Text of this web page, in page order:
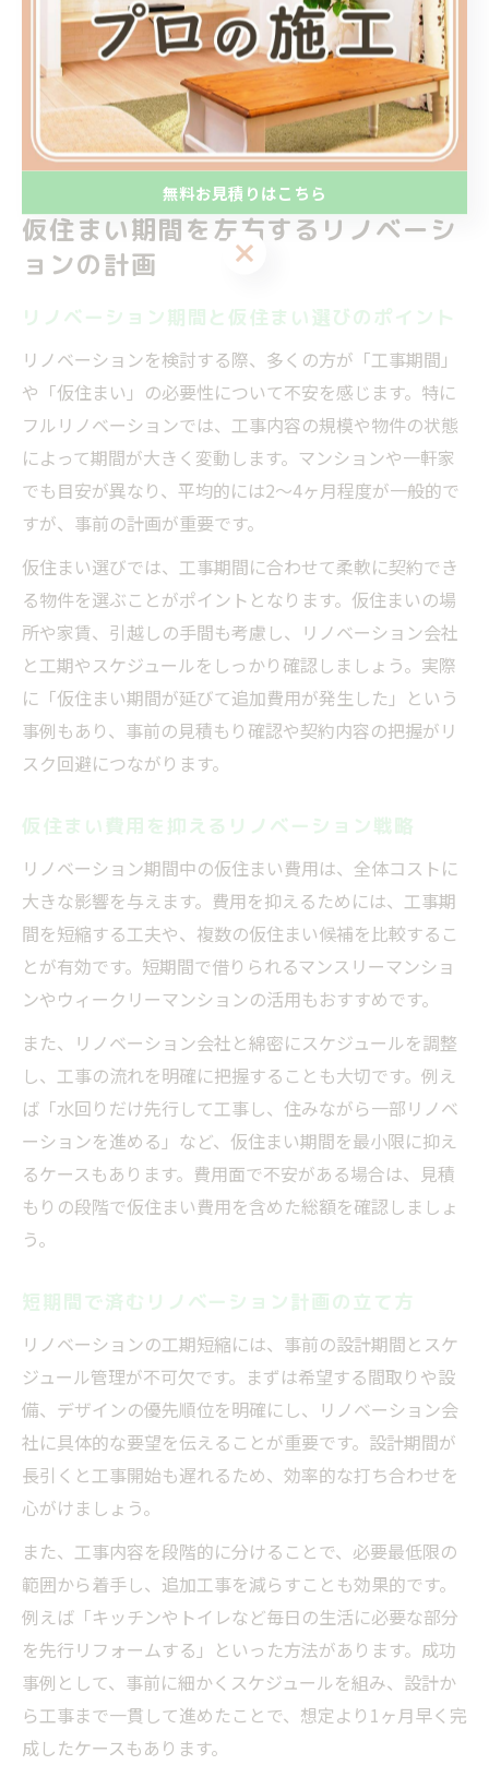
失敗例や成功例を参考にすることで、安心して計画を進
めることができます。こうした工夫が、理想の住まい実
現への近道です。
仮住まい期間を左右するリノベーシ
ョンの計画
リノベーション期間と仮住まい選びのポイント
リノベーションを検討する際、多くの方が「工事期間」
や「仮住まい」の必要性について不安を感じます。特に
フルリノベーションでは、工事内容の規模や物件の状態
によって期間が大きく変動します。マンションや一軒家
でも目安が異なり、平均的には2〜4ヶ月程度が一般的で
すが、事前の計画が重要です。
仮住まい選びでは、工事期間に合わせて柔軟に契約でき
る物件を選ぶことがポイントとなります。仮住まいの場
所や家賃、引越しの手間も考慮し、リノベーション会社
と工期やスケジュールをしっかり確認しましょう。実際
に「仮住まい期間が延びて追加費用が発生した」という
事例もあり、事前の見積もり確認や契約内容の把握がリ
スク回避につながります。
仮住まい費用を抑えるリノベーション戦略
リノベーション期間中の仮住まい費用は、全体コストに
大きな影響を与えます。費用を抑えるためには、工事期
間を短縮する工夫や、複数の仮住まい候補を比較するこ
とが有効です。短期間で借りられるマンスリーマンショ
ンやウィークリーマンションの活用もおすすめです。
また、リノベーション会社と綿密にスケジュールを調整
し、工事の流れを明確に把握することも大切です。例え
ば「水回りだけ先行して工事し、住みながら一部リノベ
ーションを進める」など、仮住まい期間を最小限に抑え
るケースもあります。費用面で不安がある場合は、見積
もりの段階で仮住まい費用を含めた総額を確認しましょ
う。
短期間で済むリノベーション計画の立て方
リノベーションの工期短縮には、事前の設計期間とスケ
ジュール管理が不可欠です。まずは希望する間取りや設
備、デザインの優先順位を明確にし、リノベーション会
社に具体的な要望を伝えることが重要です。設計期間が
長引くと工事開始も遅れるため、効率的な打ち合わせを
心がけましょう。
また、工事内容を段階的に分けることで、必要最低限の
範囲から着手し、追加工事を減らすことも効果的です。
例えば「キッチンやトイレなど毎日の生活に必要な部分
を先行リフォームする」といった方法があります。成功
事例として、事前に細かくスケジュールを組み、設計か
ら工事まで一貫して進めたことで、想定より1ヶ月早く完
成したケースもあります。
無料お見積りはこちら
無料お見積りはこちら